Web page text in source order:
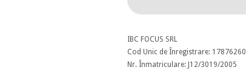
IBC FOCUS SRL
Cod Unic de Înregistrare: 17876260
Nr. Înmatriculare: J12/3019/2005